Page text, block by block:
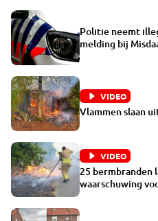
Politie neemt
melding bij
VIDEO
Vlammen slaan
VIDEO
25 bermbranden
waarschuwing